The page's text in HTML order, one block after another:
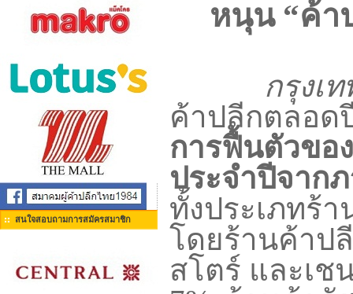
สนใจสอบถามการสมัครสมาชิก
หนุน “ค้า
กรุงเ
ค้าปลีกตลอ
การฟื้นตัวขอ
ประจำปีจาก
ทั้งประเภทร้
โดยร้านค้าป
สโตร์ และเช